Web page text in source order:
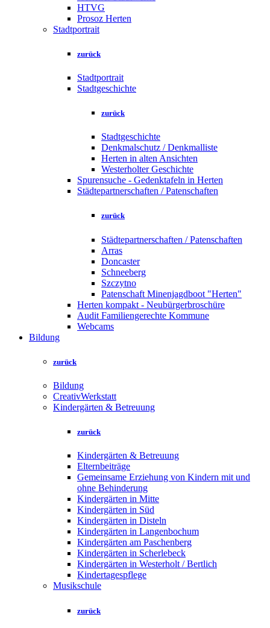
HTVG
Prosoz Herten
Stadtportrait
zurück
Stadtportrait
Stadtgeschichte
zurück
Stadtgeschichte
Denkmalschutz / Denkmalliste
Herten in alten Ansichten
Westerholter Geschichte
Spurensuche - Gedenktafeln in Herten
Städtepartnerschaften / Patenschaften
zurück
Städtepartnerschaften / Patenschaften
Arras
Doncaster
Schneeberg
Szczytno
Patenschaft Minenjagdboot "Herten"
Herten kompakt - Neubürgerbroschüre
Audit Familiengerechte Kommune
Webcams
Bildung
zurück
Bildung
CreativWerkstatt
Kindergärten & Betreuung
zurück
Kindergärten & Betreuung
Elternbeiträge
Gemeinsame Erziehung von Kindern mit und
ohne Behinderung
Kindergärten in Mitte
Kindergärten in Süd
Kindergärten in Disteln
Kindergärten in Langenbochum
Kindergärten am Paschenberg
Kindergärten in Scherlebeck
Kindergärten in Westerholt / Bertlich
Kindertagespflege
Musikschule
zurück